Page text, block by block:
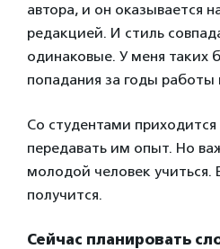
автора, и он оказывается
редакцией. И стиль
одинаковые. У меня таких
попадания за годы работы
Со студентами приходится
передавать им опыт. Но
молодой человек учиться.
получится.
Сейчас планировать